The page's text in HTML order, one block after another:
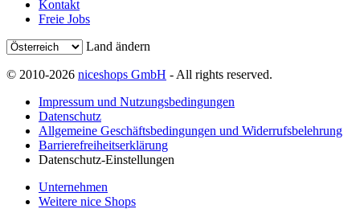
Kontakt
Freie Jobs
Land ändern
© 2010-2026 niceshops GmbH - All rights reserved.
Impressum und Nutzungsbedingungen
Datenschutz
Allgemeine Geschäftsbedingungen und Widerrufsbelehrung
Barrierefreiheitserklärung
Datenschutz-Einstellungen
Unternehmen
Weitere nice Shops